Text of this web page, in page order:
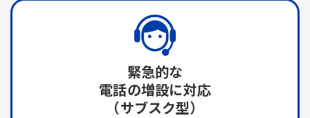
緊急的な
電話の増設に対応
（サブスク型）